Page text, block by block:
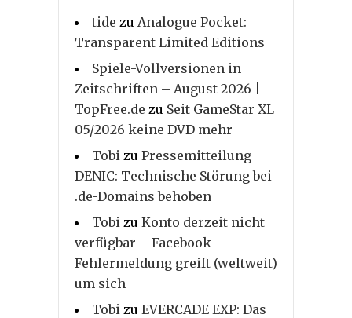
tide zu Analogue Pocket:
Transparent Limited Editions
Spiele-Vollversionen in
Zeitschriften – August 2026 |
TopFree.de zu Seit GameStar XL
05/2026 keine DVD mehr
Tobi zu Pressemitteilung
DENIC: Technische Störung bei
.de-Domains behoben
Tobi zu Konto derzeit nicht
verfügbar – Facebook
Fehlermeldung greift (weltweit)
um sich
Tobi zu EVERCADE EXP: Das